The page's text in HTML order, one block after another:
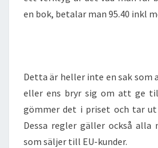
en bok, betalar man 95.40 inkl
Detta är heller inte en sak som
eller ens bryr sig om att ge
gömmer det i priset och tar
Dessa regler gäller också alla
som säljer till EU-kunder.